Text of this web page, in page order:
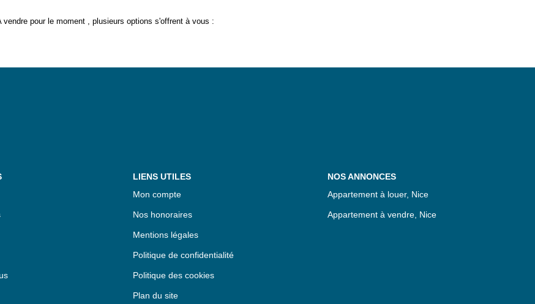
pour le moment , plusieurs options s'offrent à vous :
LIENS UTILES
Mon compte
Nos honoraires
Mentions légales
Politique de confidentialité
Politique des cookies
Plan du site
NOS ANNONCES
Appartement à louer, Nice
Appartement à vendre, Nice